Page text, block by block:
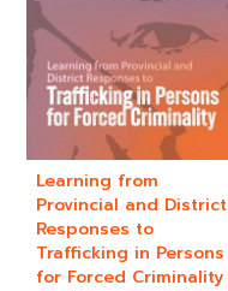
Learning from
Provincial and District
Responses to
Trafficking in Persons
for Forced Criminality